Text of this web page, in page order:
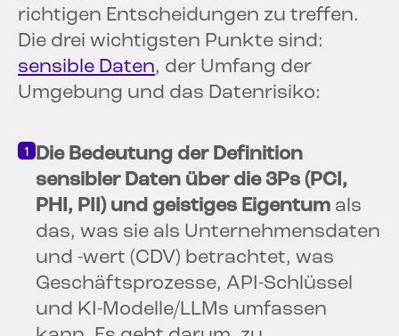
richtigen Entscheidungen zu treffen.
Die drei wichtigsten Punkte sind:
sensible Daten, der Umfang der
Umgebung und das Datenrisiko:
Die Bedeutung der Definition
sensibler Daten über die 3Ps (PCI,
PHI, PII) und geistiges Eigentum als
das, was sie als Unternehmensdaten
und -wert (CDV) betrachtet, was
Geschäftsprozesse, API-Schlüssel
und KI-Modelle/LLMs umfassen